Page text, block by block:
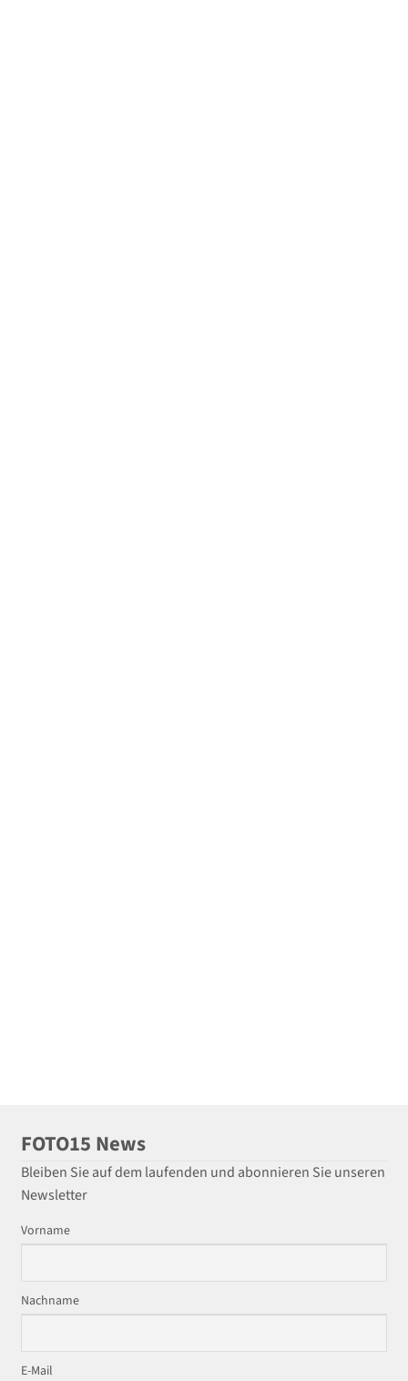
FOTO15 News
Bleiben Sie auf dem laufenden und abonnieren Sie unseren
Newsletter
Vorname
Nachname
E-Mail